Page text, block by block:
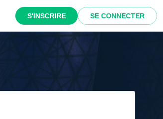
S'INSCRIRE SE CONNECTER